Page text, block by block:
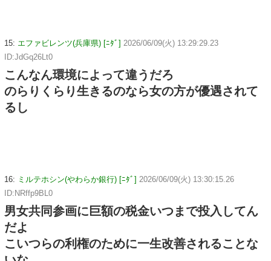
15: エファビレンツ(兵庫県) [ﾆﾀﾞ] 2026/06/09(火) 13:29:29.23
ID:JdGq26Lt0
こんなん環境によって違うだろ
のらりくらり生きるのなら女の方が優遇されて
るし
16: ミルテホシン(やわらか銀行) [ﾆﾀﾞ] 2026/06/09(火) 13:30:15.26
ID:NRffp9BL0
男女共同参画に巨額の税金いつまで投入してん
だよ
こいつらの利権のために一生改善されることな